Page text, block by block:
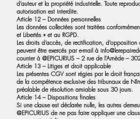
d’auteur et la propriété industrielle. Toute
autorisation est interdite.
Article 12 – Données personnelles
Les données collectées sont traitées
et Libertés » et au RGPD.
Les droits d’accès, de rectification, d’opposition
peuvent être exercés par e-mail à
courrier à @EPICURIUS – 2 rue de l’Arnède –
Article 13 – Litiges et droit applicable
Les présentes CGV sont régies par le droit
de la compétence exclusive des tribunaux de
préalable de résolution amiable sous 30 jours.
Article 14 – Dispositions finales
Si une clause est déclarée nulle, les autres
@EPICURIUS de ne pas faire appliquer une